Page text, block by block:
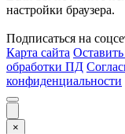
настройки браузера.
Подписаться на
Карта сайта
обработки ПД
конфиденциальности
×